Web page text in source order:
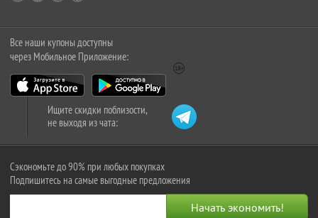
Все наши купоны доступны
через Мобильное Приложение:
Ищите скидки поблизости,
не выходя из чата:
Сэкономьте до 90% при любых покупках
Подпишитесь на самые выгодные предложения